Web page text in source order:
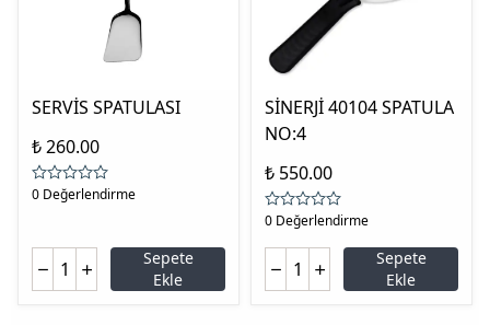
SERVİS SPATULASI
₺ 260.00
0 Değerlendirme
Sepete
Ekle
SİNERJİ 40104 SPATULA
NO:4
₺ 550.00
0 Değerlendirme
Sepete
Ekle